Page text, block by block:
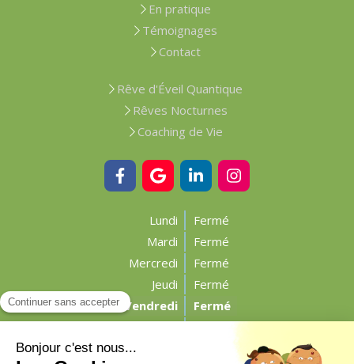
En pratique
Témoignages
Contact
Rêve d'Éveil Quantique
Rêves Nocturnes
Coaching de Vie
Lundi
Fermé
Mardi
Fermé
Mercredi
Fermé
Jeudi
Fermé
Vendredi
Fermé
Dimanche